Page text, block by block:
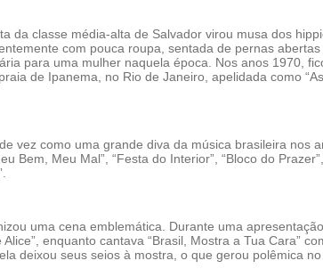
da classe média-alta de Salvador virou musa dos
com pouca roupa, sentada de pernas abertas
para uma mulher naquela época. Nos anos 1970,
de Ipanema, no Rio de Janeiro, apelidada como
vez como uma grande diva da música brasileira nos
Bem, Meu Mal”, “Festa do Interior”, “Bloco do
uma cena emblemática. Durante uma
enquanto cantava “Brasil, Mostra a Tua Cara”
deixou seus seios à mostra, o que gerou polêmica